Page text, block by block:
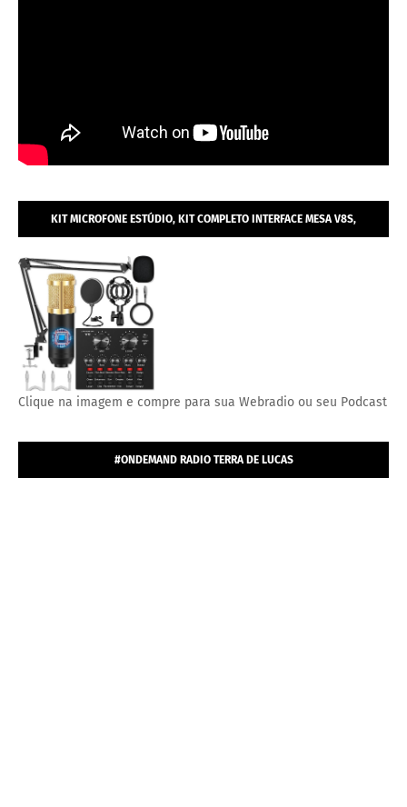
KIT MICROFONE ESTÚDIO, KIT COMPLETO INTERFACE MESA V8S,
MICROFONE ESTÚDIO PROFISSIONAL CONDENSADOR.
Clique na imagem e compre para sua Webradio ou seu Podcast
#ONDEMAND RADIO TERRA DE LUCAS